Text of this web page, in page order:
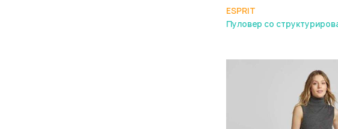
ESPRIT
Пуловер со